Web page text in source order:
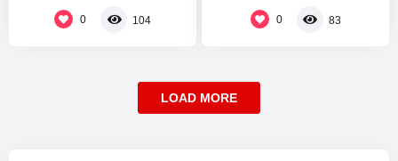
0 104
öğrendim. iki…
0 83
LOAD MORE